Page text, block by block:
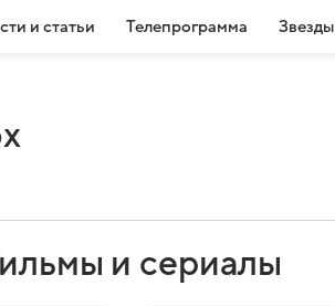
и статьи Телепрограмма Звезды
и сериалы